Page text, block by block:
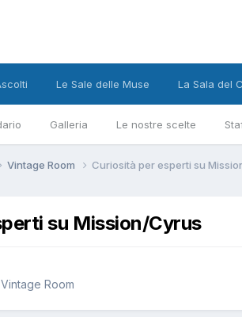
Galleria Le nostre scelte
Le Sale delle Muse La Sala del
Vintage Room Curiosità per esperti su
su Mission/Cyrus
Vintage Room